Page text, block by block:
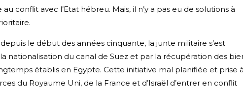
conflit avec l’Etat hébreu. Mais, il n’y a pas eu de solutions à
le début des années cinquante, la junte militaire s’est
nationalisation du canal de Suez et par la récupération des
établis en Egypte. Cette initiative mal planifiée et prise à
du Royaume Uni, de la France et d’Israël d’entrer en conflit